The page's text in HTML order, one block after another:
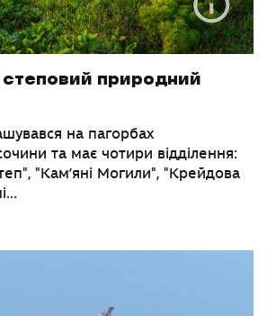
степовий природний
на пагорбах
та має чотири відділення:
"Кам’яні Могили", "Крейдова